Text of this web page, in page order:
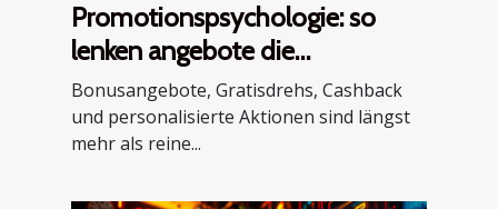
Promotionspsychologie: so
lenken angebote die
spielerauswahl
Bonusangebote, Gratisdrehs, Cashback
und personalisierte Aktionen sind längst
mehr als reine...